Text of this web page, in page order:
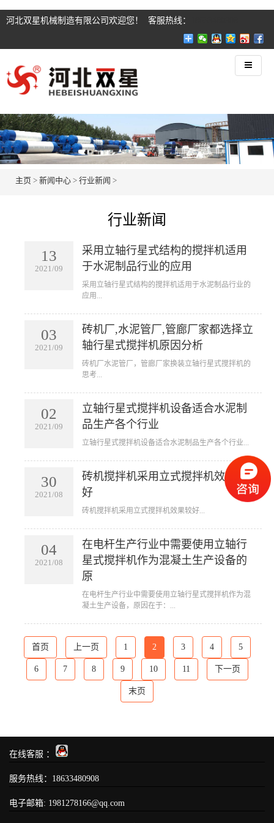
河北双星机械制造有限公司欢迎您！ 客服热线：
主页 > 新闻中心 > 行业新闻 >
行业新闻
13
2021/09
采用立轴行星式结构的搅拌机适用
于水泥制品行业的应用
​采用立轴行星式结构的搅拌机适用于水泥制品行业的
应用...
03
2021/09
砖机厂,水泥管厂,管廊厂家都选择立
轴行星式搅拌机原因分析
​砖机厂水泥管厂，管廊厂家换装立轴行星式搅拌机的
思考...
02
2021/09
立轴行星式搅拌机设备适合水泥制
品生产各个行业
​立轴行星式搅拌机设备适合水泥制品生产各个行业...
30
2021/08
砖机搅拌机采用立式搅拌机效果较
好
​砖机搅拌机采用立式搅拌机效果较好...
04
2021/08
在电杆生产行业中需要使用立轴行
星式搅拌机作为混凝土生产设备的
原
​在电杆生产行业中需要使用立轴行星式搅拌机作为混
凝土生产设备，原因在于：...
首页 上一页 1 2 3 4 5
6 7 8 9 10 11 下一页
末页
在线客服 ：
服务热线： 18633480908
电子邮箱: 1981278166@qq.com